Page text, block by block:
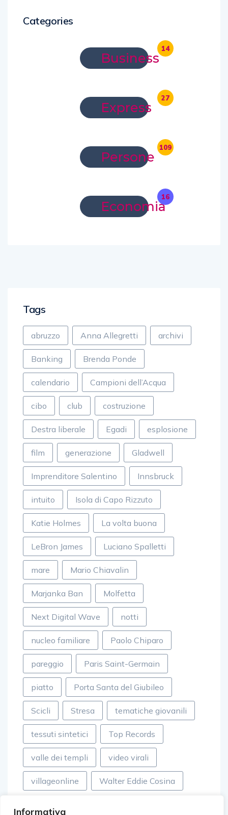
Informativa
Categories
Business
14
Express
27
Persone
109
Economia
16
Tags
abruzzo Anna Allegretti archivi
Banking Brenda Ponde
calendario Campioni dell’Acqua
cibo club costruzione
Destra liberale Egadi esplosione
film generazione Gladwell
Imprenditore Salentino Innsbruck
intuito Isola di Capo Rizzuto
Katie Holmes La volta buona
LeBron James Luciano Spalletti
mare Mario Chiavalin
Marjanka Ban Molfetta
Next Digital Wave notti
nucleo familiare Paolo Chiparo
pareggio Paris Saint-Germain
piatto Porta Santa del Giubileo
Scicli Stresa tematiche giovanili
tessuti sintetici Top Records
valle dei templi video virali
villageonline Walter Eddie Cosina